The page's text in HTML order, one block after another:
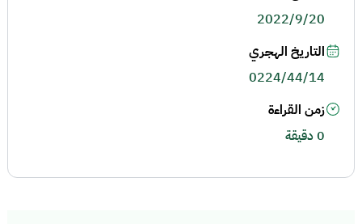
2022/9/20
التاريخ الهجري
0224/44/14
زمن القراءة
0 دقيقة